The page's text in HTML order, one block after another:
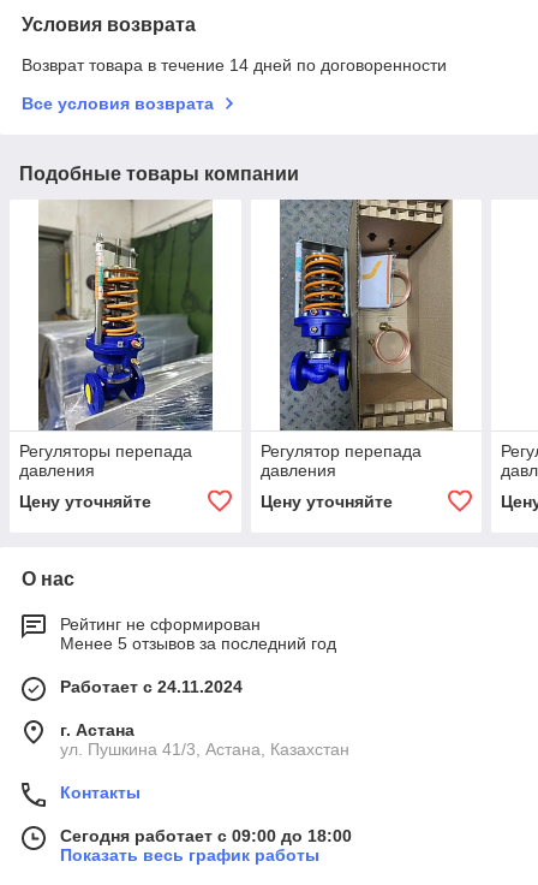
Условия возврата
Возврат товара в течение 14 дней по договоренности
Все условия возврата
Подобные товары компании
Регуляторы перепада
давления
Цену уточняйте
Регулятор перепада
давления
Цену уточняйте
О нас
Рейтинг не сформирован
Менее 5 отзывов за последний год
Работает с 24.11.2024
г. Астана
ул. Пушкина 41/3, Астана, Казахстан
Контакты
Сегодня работает с 09:00 до 18:00
Показать весь график работы